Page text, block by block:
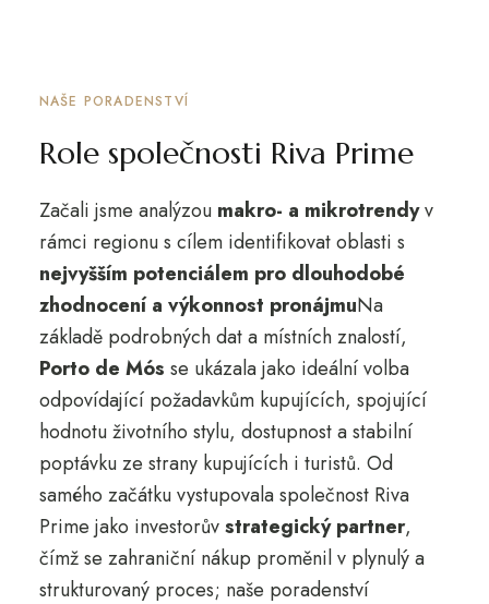
NAŠE PORADENSTVÍ
Role společnosti Riva Prime
Začali jsme analýzou makro- a mikrotrendyv
rámci regionu s cílem identifikovat oblasti s
nejvyšším potenciálem pro dlouhodobé
zhodnocení a výkonnost pronájmuNa
základě podrobných dat a místních znalostí,
Porto de Mós se ukázala jako ideální volba
odpovídající požadavkům kupujících, spojující
hodnotu životního stylu, dostupnost a stabilní
poptávku ze strany kupujících i turistů. Od
samého začátku vystupovala společnost Riva
Prime jako investorůvstrategický partner,
čímž se zahraniční nákup proměnil v plynulý a
strukturovaný proces; naše poradenství